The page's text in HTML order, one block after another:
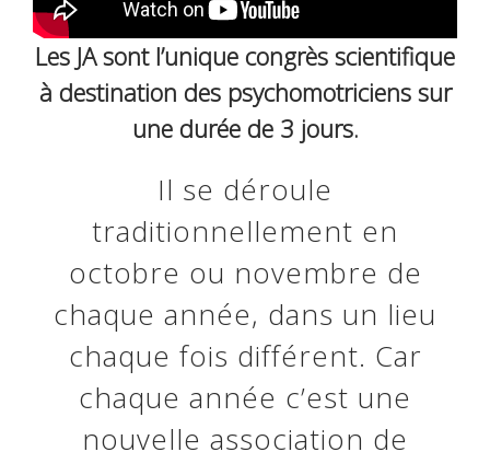
Les JA sont l’unique congrès scientifique
à destination des psychomotriciens sur
une durée de 3 jours.
Il se déroule
traditionnellement en
octobre ou novembre de
chaque année, dans un lieu
chaque fois différent. Car
chaque année c’est une
nouvelle association de